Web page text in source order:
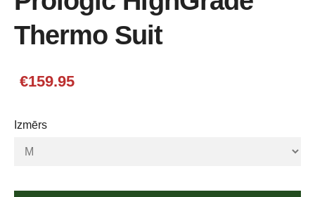
Thermo Suit
€159.95
Izmērs